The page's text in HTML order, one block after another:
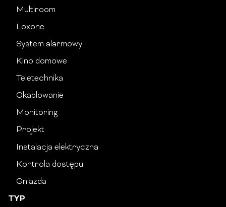
Multiroom
Loxone
System alarmowy
Kino domowe
Teletechnika
Okablowanie
Monitoring
Projekt
Instalacja elektryczna
Kontrola dostępu
Gniazda
TYP